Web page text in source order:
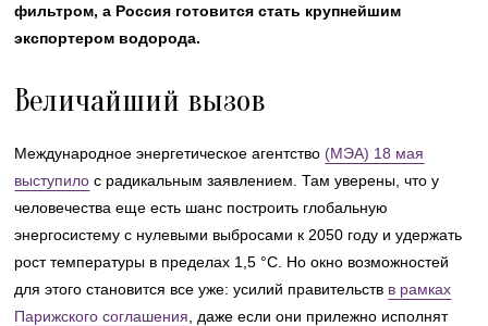
фильтром, а Россия готовится стать крупнейшим
экспортером водорода.
Величайший вызов
Международное энергетическое агентство (МЭА) 18 мая
выступило с радикальным заявлением. Там уверены, что у
человечества еще есть шанс построить глобальную
энергосистему с нулевыми выбросами к 2050 году и удержать
рост температуры в пределах 1,5 °C. Но окно возможностей
для этого становится все уже: усилий правительств в рамках
Парижского соглашения , даже если они прилежно исполнят